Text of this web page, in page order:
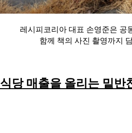
레시피코리아 대표 손영준은 공
함께 책의 사진 촬영까지
식당 매출을 올리는 밑반